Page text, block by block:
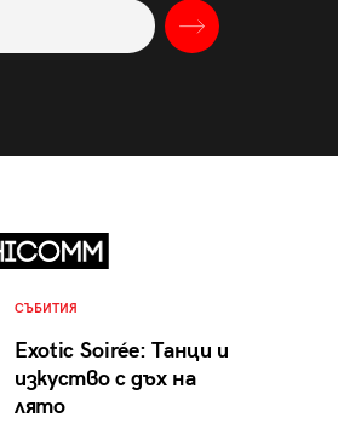
СЪБИТИЯ
Exotic Soirée: Танци и
изкуство с дъх на
лято